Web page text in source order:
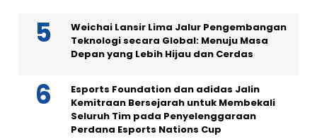
Weichai Lansir Lima Jalur Pengembangan
Teknologi secara Global: Menuju Masa
Depan yang Lebih Hijau dan Cerdas
Esports Foundation dan adidas Jalin
Kemitraan Bersejarah untuk Membekali
Seluruh Tim pada Penyelenggaraan
Perdana Esports Nations Cup